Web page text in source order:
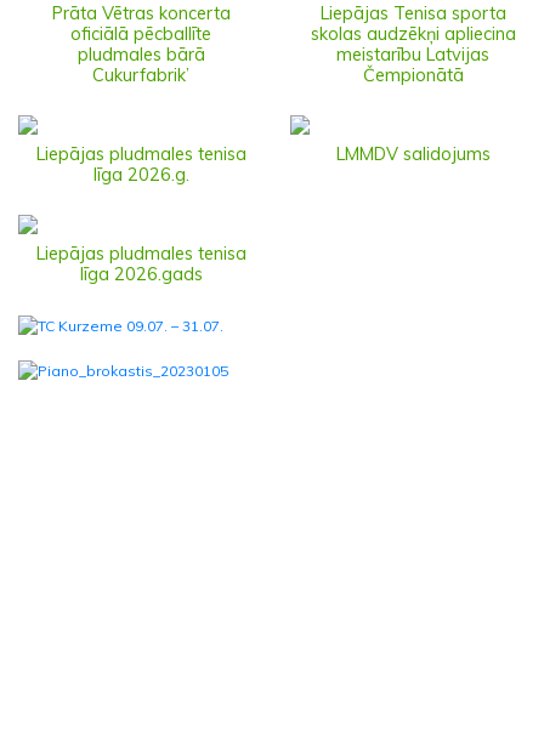
Prāta Vētras koncerta
oficiālā pēcballīte
pludmales bārā
Cukurfabrik’
Liepājas Tenisa sporta
skolas audzēkņi apliecina
meistarību Latvijas
Čempionātā
Liepājas pludmales tenisa
līga 2026.g.
LMMDV salidojums
Liepājas pludmales tenisa
līga 2026.gads